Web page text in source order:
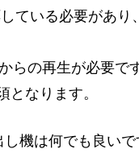
ている必要があり
の再生が必要です
なります。
機は何でも良いで